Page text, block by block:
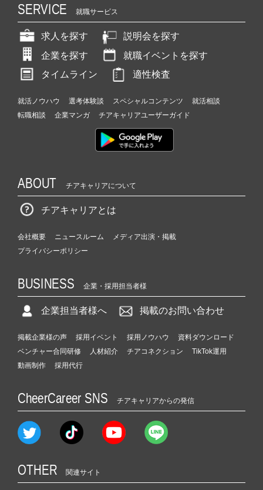
SERVICE 就職サービス
求人を探す
説明会を探す
企業を探す
就職イベントを探す
タイムライン
適性検査
就活ノウハウ 選考体験談 スペシャルコンテンツ
就活相談
転職相談
企業マンガ チアキャリアユーザーガイド
ABOUT チアキャリアについて
チアキャリアとは
会社概要 ニュースルーム
メディア出演・掲載
プライバシーポリシー
BUSINESS 企業・採用担当者様
企業担当者様へ 掲載のお問い合わせ
掲載企業様の声 採用イベント 採用ノウハウ
資料ダウンロード
ベンチャー合同研修
人材紹介 チアコネクション
TikTok運用
動画制作
採用代行
CheerCareer SNS チアキャリアからの発信
OTHER 関連サイト